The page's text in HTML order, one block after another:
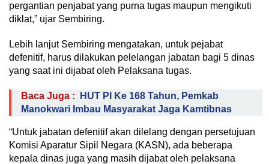
pergantian penjabat yang purna tugas maupun mengikuti
diklat,” ujar Sembiring.
Lebih lanjut Sembiring mengatakan, untuk pejabat
defenitif, harus dilakukan pelelangan jabatan bagi 5 dinas
yang saat ini dijabat oleh Pelaksana tugas.
Baca Juga :
HUT PI Ke 168 Tahun, Pemkab
Manokwari Imbau Masyarakat Jaga Kamtibnas
“Untuk jabatan defenitif akan dilelang dengan persetujuan
Komisi Aparatur Sipil Negara (KASN), ada beberapa
kepala dinas juga yang masih dijabat oleh pelaksana